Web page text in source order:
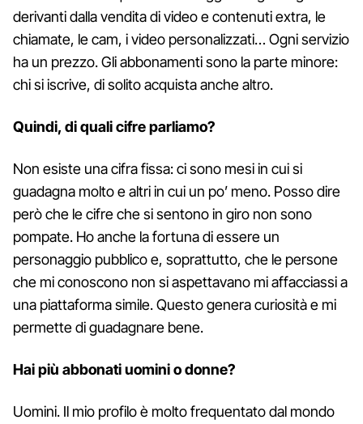
derivanti dalla vendita di video e contenuti extra, le
chiamate, le cam, i video personalizzati… Ogni servizio
ha un prezzo. Gli abbonamenti sono la parte minore:
chi si iscrive, di solito acquista anche altro.
Quindi, di quali cifre parliamo?
Non esiste una cifra fissa: ci sono mesi in cui si
guadagna molto e altri in cui un po’ meno. Posso dire
però che le cifre che si sentono in giro non sono
pompate. Ho anche la fortuna di essere un
personaggio pubblico e, soprattutto, che le persone
che mi conoscono non si aspettavano mi affacciassi a
una piattaforma simile. Questo genera curiosità e mi
permette di guadagnare bene.
Hai più abbonati uomini o donne?
Uomini. Il mio profilo è molto frequentato dal mondo